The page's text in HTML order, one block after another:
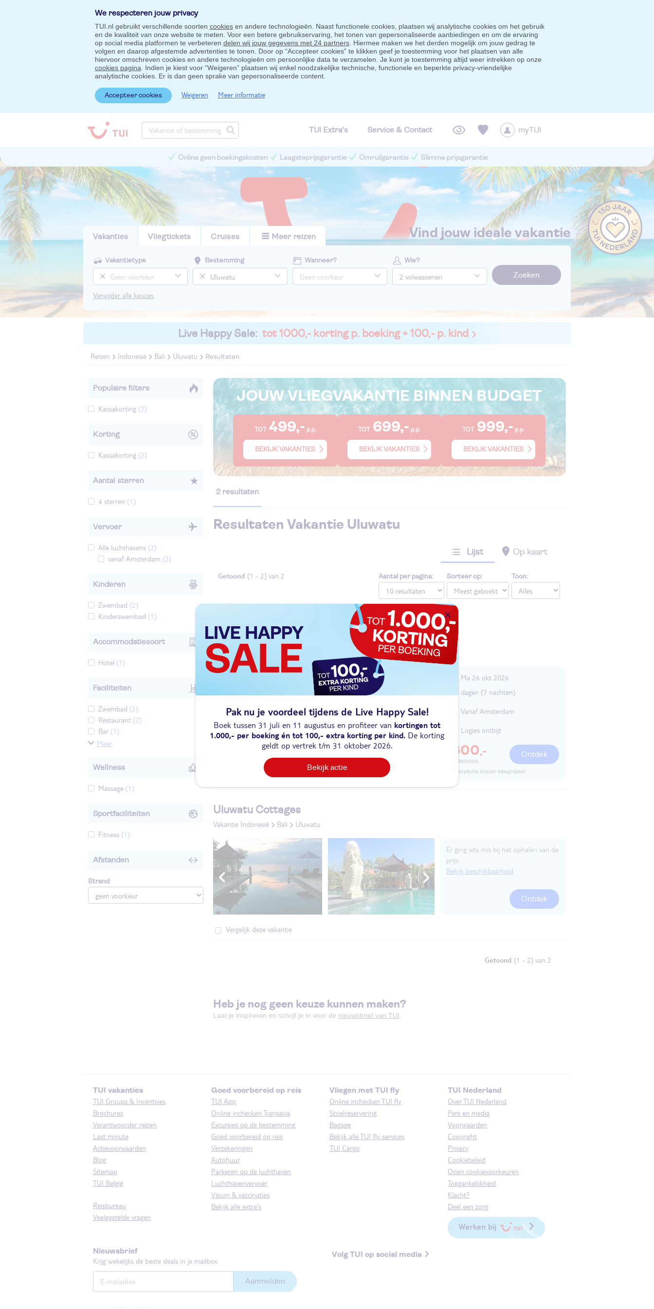
We respecteren jouw privacy
TUI.nl gebruikt verschillende soorten cookiesen andere technologieën. Naast functionele cookies, plaatsen wij analytische cookies om het gebruik
en de kwaliteit van onze website te meten. Voor een betere gebruikservaring, het tonen van gepersonaliseerde aanbiedingen en om de ervaring
op social media platformen te verbeteren delen wij jouw gegevens met 24 partners. Hiermee maken we het derden mogelijk om jouw gedrag te
volgen en daarop afgestemde advertenties te tonen. Door op “Accepteer cookies” te klikken geef je toestemming voor het plaatsen van alle
hiervoor omschreven cookies en andere technologieën om persoonlijke data te verzamelen. Je kunt je toestemming altijd weer intrekken op onze
cookies pagina . Indien je kiest voor “Weigeren” plaatsen wij enkel noodzakelijke technische, functionele en beperkte privacy-vriendelijke
analytische cookies. Er is dan geen sprake van gepersonaliseerde content.
Accepteer cookies Weigeren Meer informatie
TUI Extra's Service & Contact myTUI
Online geen boekingskosten Laagsteprijsgarantie Omruilgarantie Slimme prijsgarantie
Vakanties Vliegtickets Cruises Meer reizen vind jouw ideale vakantie
Vakantietype Bestemming Wanneer? Wie?
Zoeken
Verwijder alle keuzes
Live Happy Sale: tot 1000,- korting p. boeking + 100,- p. kind
Reizen Indonesië Bali Uluwatu Resultaten
Populaire filters
Kassakorting (2)
Korting
Kassakorting (2)
Aantal sterren
4 sterren (1)
Vervoer
Alle luchthavens (2)
vanaf Amsterdam (2)
Kinderen
Zwembad (2)
Kinderzwembad (1)
Accommodatiesoort
Hotel (1)
Faciliteiten
Zwembad (2)
Restaurant (2)
Bar (1)
Meer
Wellness
Massage (1)
Sportfaciliteiten
Fitness (1)
Afstanden
Strand
JOUW VLIEGVAKANTIE BINNEN BUDGET
TOT 499,- p.p.
BEKIJK VAKANTIES
TOT 699,- p.p.
BEKIJK VAKANTIES
TOT 999,- p.p.
BEKIJK VAKANTIES
2 resultaten
Resultaten Vakantie Uluwatu
Lijst Op kaart
Getoond (1 - 2) van 2 Aantal per pagina: Sorteer op: Toon:
Radisson Blu Bali Uluwatu
TUI classificatie
Vakantie Indonesië Bali Uluwatu
KASSAKORTING
Vergelijk deze vakantie
Ma 26 okt 2026
10 dagen (7 nachten)
Vanaf Amsterdam
Logies ontbijt
1600,-
per persoon
Ontdek
Alle verplichte kosten inbegrepen!
Uluwatu Cottages
Vakantie Indonesië Bali Uluwatu
Vergelijk deze vakantie
Er ging iets mis bij het ophalen van de
prijs
Bekijk beschikbaarheid
Ontdek
Getoond (1 - 2) van 2
Heb je nog geen keuze kunnen maken?
Laat je inspireren en schrijf je in voor de nieuwsbrief van TUI
TUI vakanties
TUI Groups & Incentives
Brochures
Verantwoorder reizen
Last minute
Actievoorwaarden
Blog
Sitemap
TUI België
Reisbureau
Veelgestelde vragen
Goed voorbereid op reis
TUI App
Online inchecken Transavia
Excursies op de bestemming
Goed voorbereid op reis
Verzekeringen
Autohuur
Parkeren op de luchthaven
Luchthavenvervoer
Visum & vaccinaties
Bekijk alle extra's
Vliegen met TUI fly
Online inchecken TUI fly
Stoelreservering
Bagage
Bekijk alle TUI fly services
TUI Cargo
TUI Nederland
Over TUI Nederland
Pers en media
Voorwaarden
Copyright
Privacy
Cookiebeleid
Open cookievoorkeuren
Toegankelijkheid
Klacht?
Deel een zorg
Werken bij
Nieuwsbrief
Krijg wekelijks de beste deals in je mailbox.
Aanmelden
Volg TUI op social media
Pak nu je voordeel tijdens de Live Happy Sale!
Boek tussen 31 juli en 11 augustus en profiteer van kortingen tot
1.000,- per boeking én tot 100,- extra korting per kind. De korting
geldt op vertrek t/m 31 oktober 2026.
Bekijk actie